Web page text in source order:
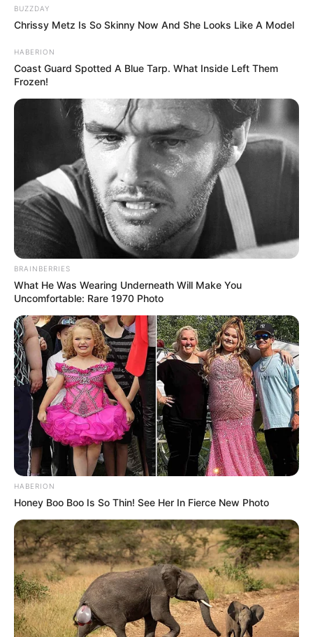
BUZZDAY
Chrissy Metz Is So Skinny Now And She Looks Like A Model
HABERION
Coast Guard Spotted A Blue Tarp. What Inside Left Them
Frozen!
BRAINBERRIES
What He Was Wearing Underneath Will Make You
Uncomfortable: Rare 1970 Photo
HABERION
Honey Boo Boo Is So Thin! See Her In Fierce New Photo